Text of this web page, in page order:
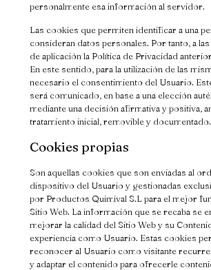
personalmente esa información al servidor.
Las cookies que permiten identificar a una
consideran datos personales. Por tanto, a
de aplicación la Política de Privacidad
En este sentido, para la utilización de las
necesario el consentimiento del Usuario.
será comunicado, en base a una elección
mediante una decisión afirmativa y positiva,
tratamiento inicial, removible y documentado.
Cookies propias
Son aquellas cookies que son enviadas al
dispositivo del Usuario y gestionadas
por Productos Quimival S.Lpara el mejor
Sitio Web. La información que se recaba se
mejorar la calidad del Sitio Web y su
experiencia como Usuario. Estas cookies
reconocer al Usuario como visitante
y adaptar el contenido para ofrecerle